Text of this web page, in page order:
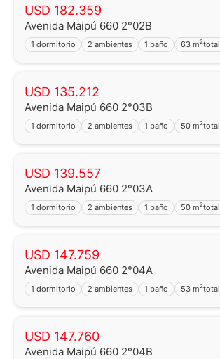
USD 182.359
Avenida Maipú 660 2°02B
1 dormitorio 2 ambientes 1 baño 63 m2total
USD 135.212
Avenida Maipú 660 2°03B
1 dormitorio 2 ambientes 1 baño 50 m2total
USD 139.557
Avenida Maipú 660 2°03A
1 dormitorio 2 ambientes 1 baño 50 m2total
USD 147.759
Avenida Maipú 660 2°04A
1 dormitorio 2 ambientes 1 baño 53 m2total
USD 147.760
Avenida Maipú 660 2°04B